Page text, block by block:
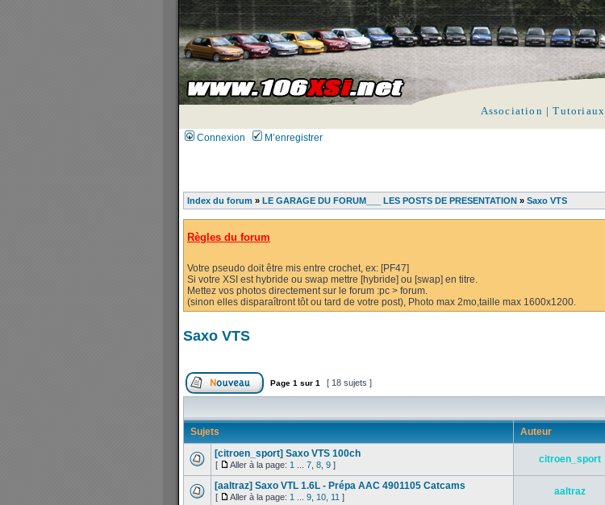
Association |Tutoriaux
Connexion M’enregistrer
Index du forum » LE GARAGE DU FORUM___ LES POSTS DE PRESENTATION » Saxo VTS
Règles du forum
Votre pseudo doit être mis entre crochet, ex: [PF47]
Si votre XSI est hybride ou swap mettre [hybride] ou [swap] en titre.
Mettez vos photos directement sur le forum :pc > forum.
(sinon elles disparaîtront tôt ou tard de votre post), Photo max 2mo,taille max 1600x1200.
Saxo VTS
Page 1 sur 1 [ 18 sujets ]
Sujets Auteur
[citroen_sport] Saxo VTS 100ch
[ Aller à la page: 1 7 8 9 ] citroen_sport
[aaltraz] Saxo VTL 1.6L - Prépa AAC 4901105 Catcams
[ Aller à la page: 1 9 10 11 ] aaltraz